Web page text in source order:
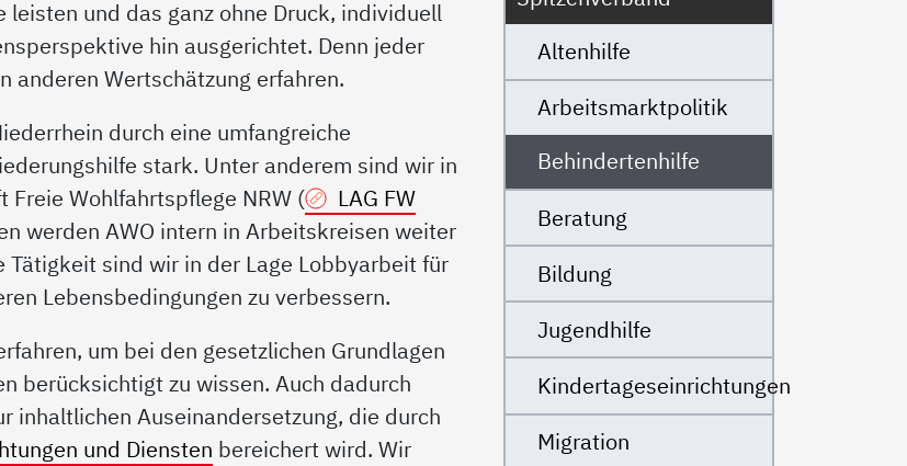
und das ganz ohne Druck, individuell
hin ausgerichtet. Denn jeder
anderen Wertschätzung erfahren.
durch eine umfangreiche
stark. Unter anderem sind wir in
Freie Wohlfahrtspflege NRW (
LAG FW
werden AWO intern in Arbeitskreisen weiter
sind wir in der Lage Lobbyarbeit für
Lebensbedingungen zu verbessern.
um bei den gesetzlichen Grundlagen
berücksichtigt zu wissen. Auch dadurch
inhaltlichen Auseinandersetzung, die durch
und Diensten bereichert wird. Wir
Altenhilfe
Arbeitsmarktpolitik
Behindertenhilfe
Beratung
Bildung
Jugendhilfe
Kindertageseinrichtungen
Migration